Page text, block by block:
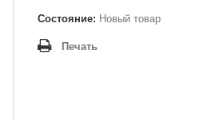
Состояние: Новый товар
Печать